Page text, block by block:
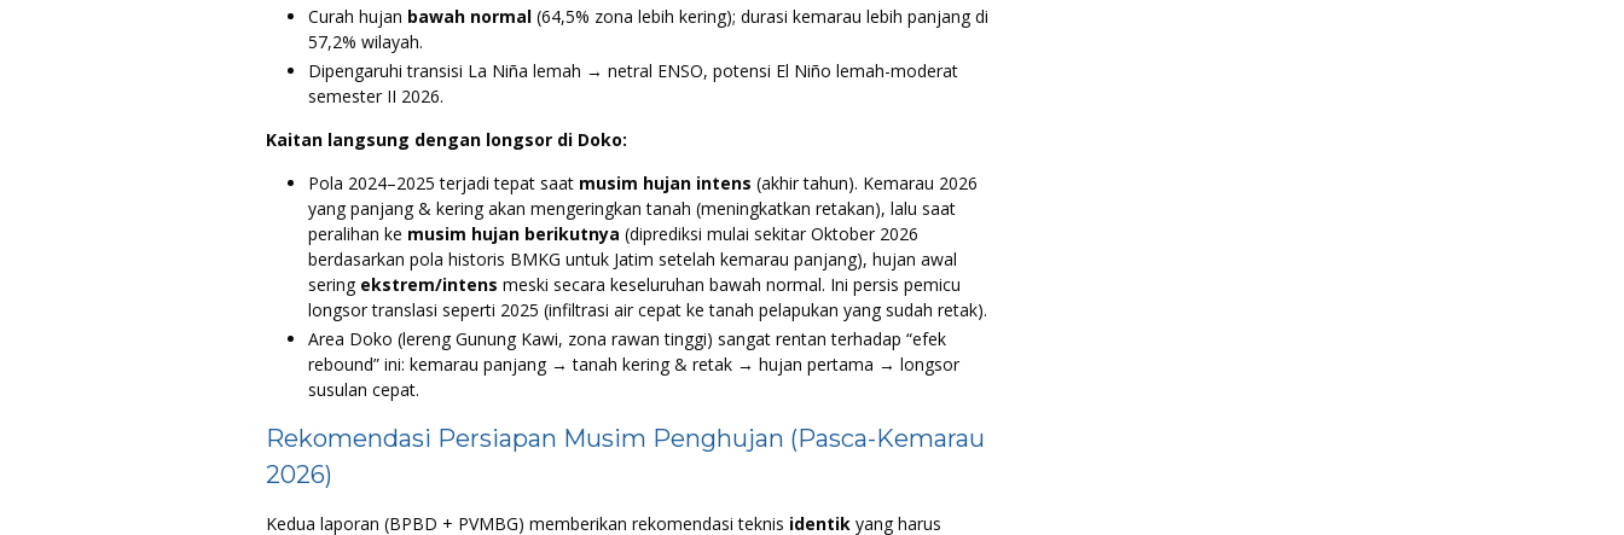
Curah hujan bawah normal (64,5% zona lebih kering); durasi kemarau lebih panjang di
57,2% wilayah.
Dipengaruhi transisi La Niña lemah → netral ENSO, potensi El Niño lemah-moderat
semester II 2026.
Kaitan langsung dengan longsor di Doko:
Pola 2024–2025 terjadi tepat saat musim hujan intens (akhir tahun). Kemarau 2026
yang panjang & kering akan mengeringkan tanah (meningkatkan retakan), lalu saat
peralihan ke musim hujan berikutnya (diprediksi mulai sekitar Oktober 2026
berdasarkan pola historis BMKG untuk Jatim setelah kemarau panjang), hujan awal
sering ekstrem/intens meski secara keseluruhan bawah normal. Ini persis pemicu
longsor translasi seperti 2025 (infiltrasi air cepat ke tanah pelapukan yang sudah retak).
Area Doko (lereng Gunung Kawi, zona rawan tinggi) sangat rentan terhadap “efek
rebound” ini: kemarau panjang → tanah kering & retak → hujan pertama → longsor
susulan cepat.
Rekomendasi Persiapan Musim Penghujan (Pasca-Kemarau
2026)
Kedua laporan (BPBD + PVMBG) memberikan rekomendasi teknis identik yang harus